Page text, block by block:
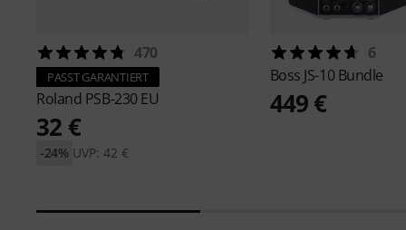
470
PASST GARANTIERT
Roland PSB-230 EU
32 €
UVP: 42 €
-24%
6
Boss JS-10 Bundle
449 €